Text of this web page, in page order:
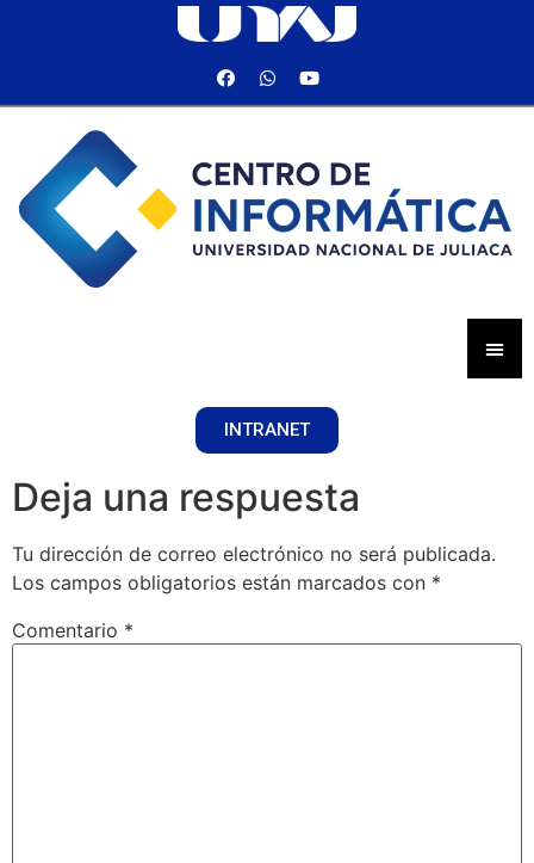
INTRANET
Deja una respuesta
Tu dirección de correo electrónico no será publicada.
Los campos obligatorios están marcados con *
Comentario *